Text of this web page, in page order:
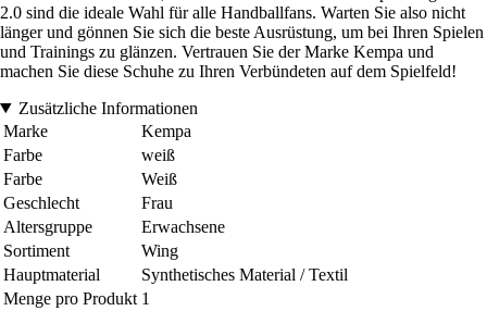
2.0 sind die ideale Wahl für alle Handballfans. Warten Sie also nicht
länger und gönnen Sie sich die beste Ausrüstung, um bei Ihren Spielen
und Trainings zu glänzen. Vertrauen Sie der Marke Kempa und
machen Sie diese Schuhe zu Ihren Verbündeten auf dem Spielfeld!
Zusätzliche Informationen
Marke
Kempa
Farbe
weiß
Farbe
Weiß
Geschlecht
Frau
Altersgruppe
Erwachsene
Sortiment
Wing
Hauptmaterial
Synthetisches Material / Textil
Menge pro Produkt 1